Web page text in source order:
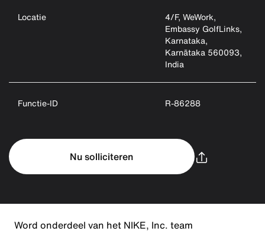
Locatie
4/F, WeWork,
Embassy GolfLinks,
Karnataka,
Karnātaka 560093,
India
Functie-ID R-86288
Nu solliciteren
Word onderdeel van het NIKE, Inc. team